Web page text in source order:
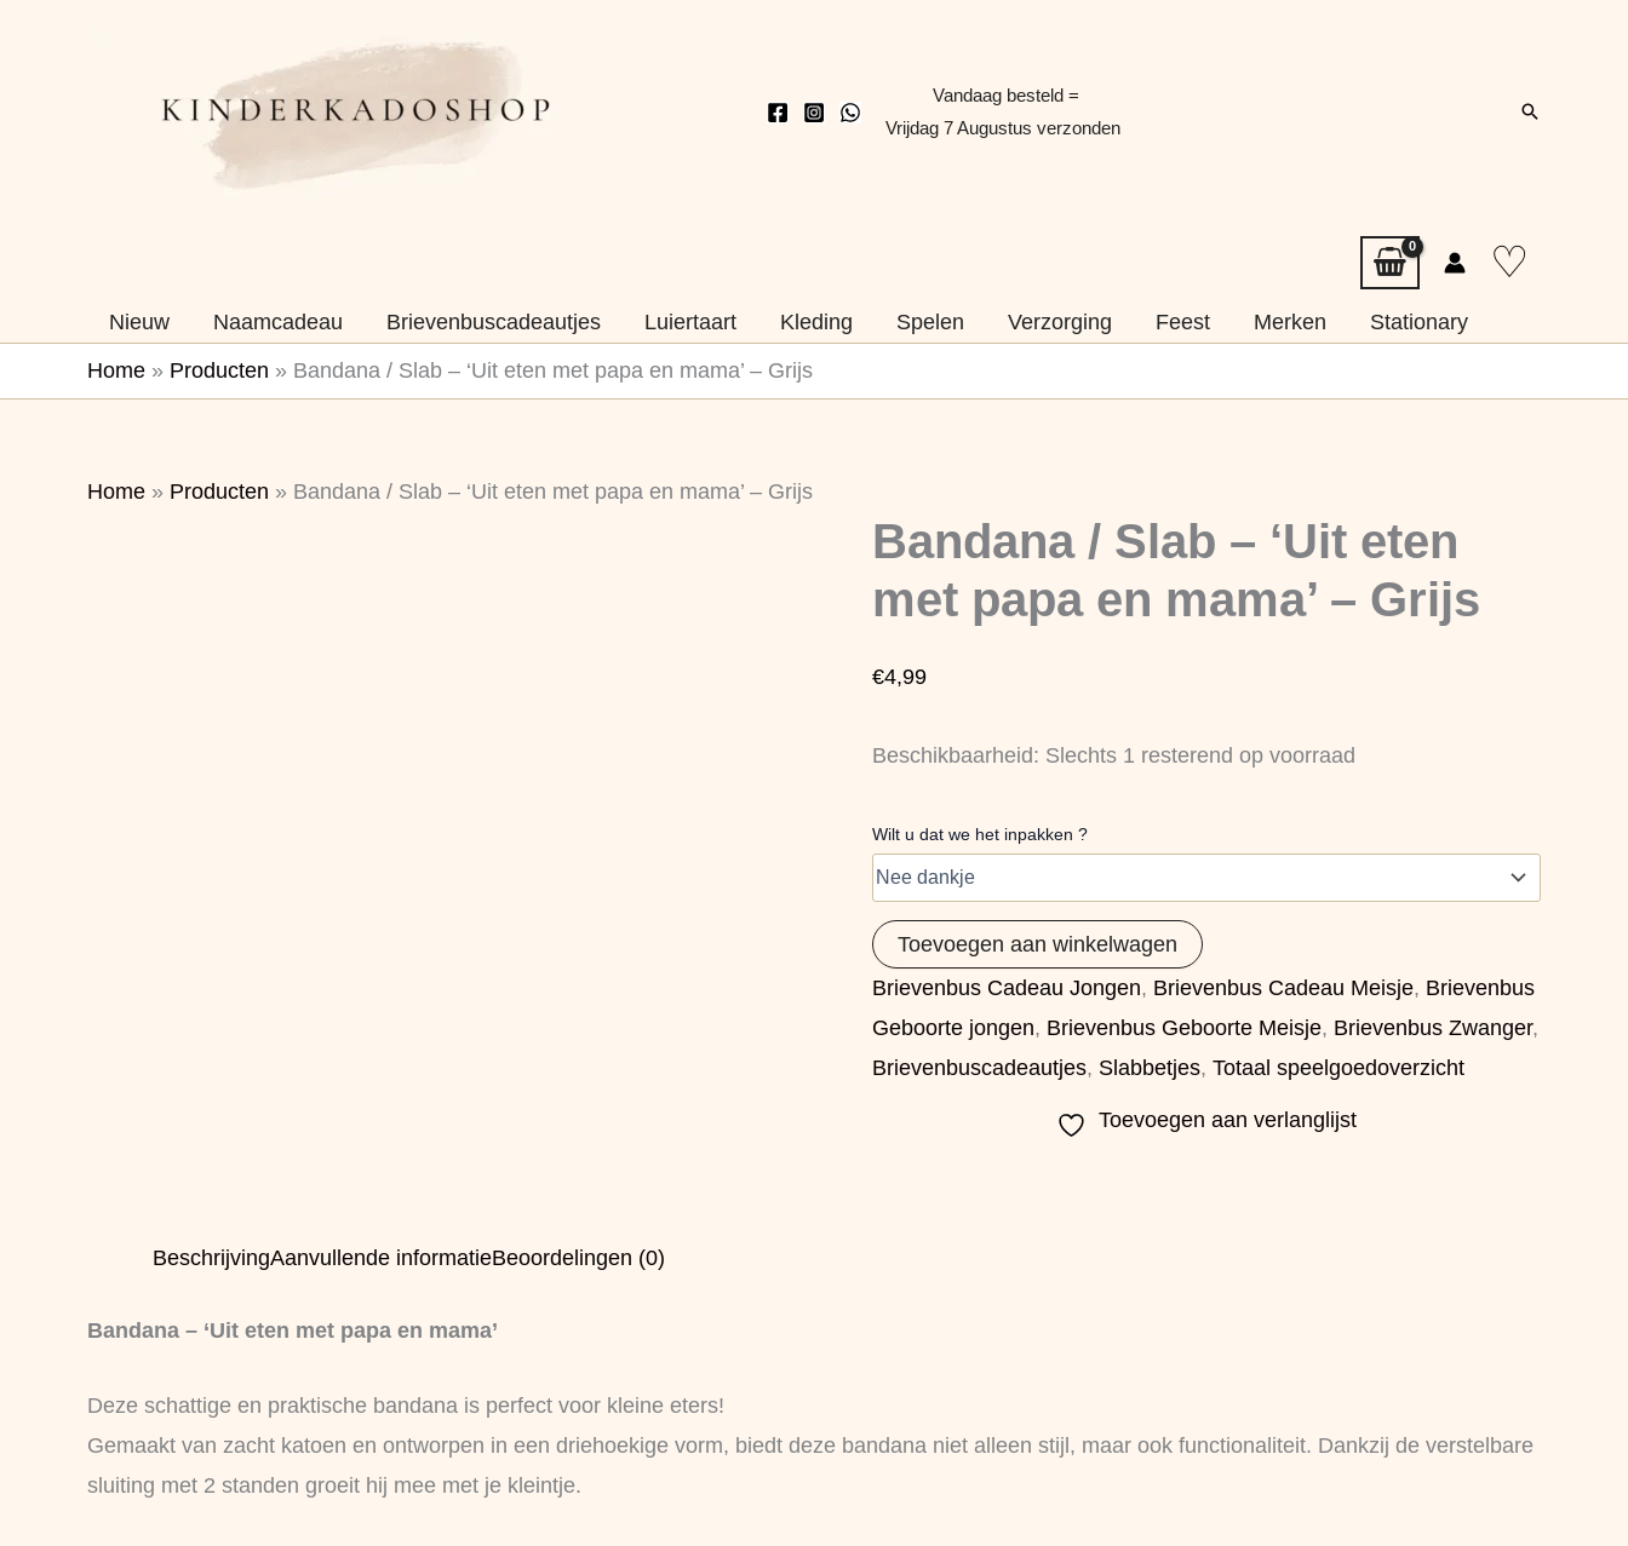
Vandaag besteld =
Vrijdag 7 Augustus verzonden
Zoeken
♡
Nieuw Naamcadeau Brievenbuscadeautjes Luiertaart Kleding Spelen Verzorging Feest Merken
Stationary
Home » Producten » Bandana / Slab – ‘Uit eten met papa en mama’ – Grijs
Home » Producten » Bandana / Slab – ‘Uit eten met papa en mama’ – Grijs
Bandana / Slab – ‘Uit eten
met papa en mama’ – Grijs
€4,99
Beschikbaarheid: Slechts 1 resterend op voorraad
Wilt u dat we het inpakken ?
Slab
–
eten
en
Grijs
Toevoegen aan winkelwagen
Brievenbus Cadeau Jongen, Brievenbus Cadeau Meisje, Brievenbus
Geboorte jongen, Brievenbus Geboorte Meisje, Brievenbus Zwanger,
Brievenbuscadeautjes, Slabbetjes, Totaal speelgoedoverzicht
Toevoegen aan verlanglijst
BeschrijvingAanvullende informatieBeoordelingen (0)
Bandana – ‘Uit eten met papa en mama’
Deze schattige en praktische bandana is perfect voor kleine eters!
Gemaakt van zacht katoen en ontworpen in een driehoekige vorm, biedt deze bandana niet alleen stijl, maar ook functionaliteit. Dankzij de verstelbare
sluiting met 2 standen groeit hij mee met je kleintje.